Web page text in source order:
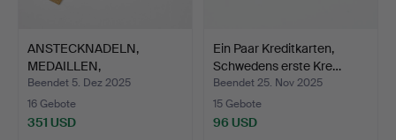
ANSTECKNADELN,
MEDAILLEN,
BRIEFMESSER, WAP…
Beendet 5. Dez 2025
16 Gebote
351 USD
Ein Paar Kreditkarten,
Schwedens erste Kre…
Beendet 25. Nov 2025
15 Gebote
96 USD